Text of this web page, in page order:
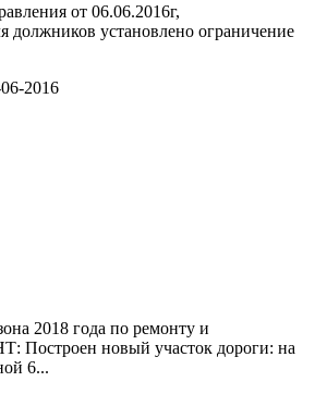
от 06.06.2016г,
должников установлено ограничение
2016
2018 года по ремонту и
Построен новый участок дороги: на
6...